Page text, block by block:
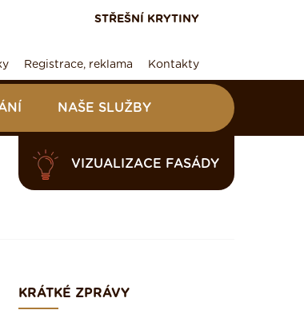
STŘEŠNÍ KRYTINY
Registrace, reklama Kontakty
NAŠE SLUŽBY
VIZUALIZACE FASÁDY
KRÁTKÉ ZPRÁVY